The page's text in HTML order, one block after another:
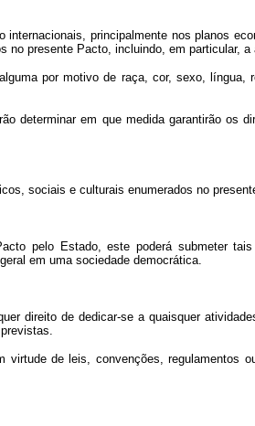
principalmente nos planos
presente Pacto, incluindo, em particular,
por motivo de raça, cor, sexo, língua,
determinar em que medida garantirão os
sociais e culturais enumerados no
pelo Estado, este poderá submeter
em uma sociedade democrática.
direito de dedicar-se a quaisquer
de leis, convenções, regulamentos